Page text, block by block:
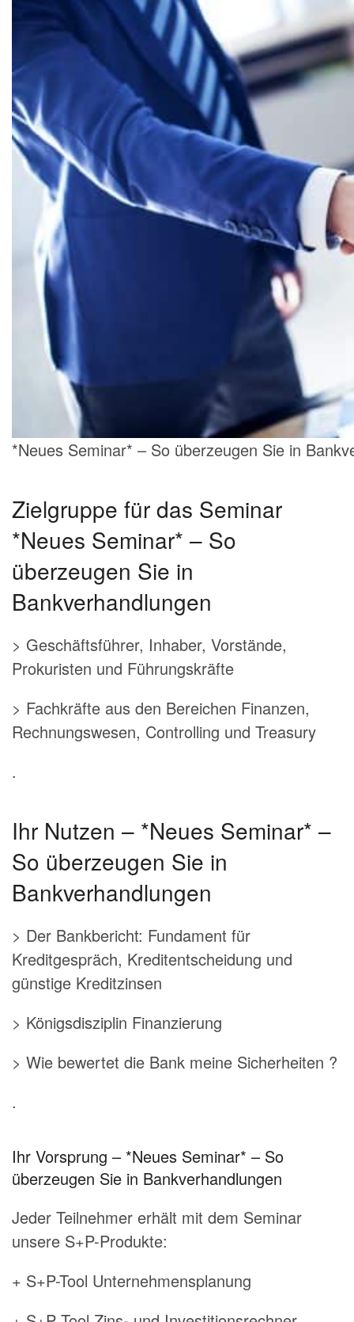
*Neues Seminar* – So überzeugen Sie in
Zielgruppe für das Seminar
*Neues Seminar* – So
überzeugen Sie in
Bankverhandlungen
> Geschäftsführer, Inhaber, Vorstände,
Prokuristen und Führungskräfte
> Fachkräfte aus den Bereichen Finanzen,
Rechnungswesen, Controlling und Treasury
.
Ihr Nutzen – *Neues Seminar* –
So überzeugen Sie in
Bankverhandlungen
> Der Bankbericht: Fundament für
Kreditgespräch, Kreditentscheidung und
günstige Kreditzinsen
> Königsdisziplin Finanzierung
> Wie bewertet die Bank meine Sicherheiten ?
.
Ihr Vorsprung – *Neues Seminar* – So
überzeugen Sie in Bankverhandlungen
Jeder Teilnehmer erhält mit dem Seminar
unsere S+P-Produkte:
+ S+P-Tool Unternehmensplanung